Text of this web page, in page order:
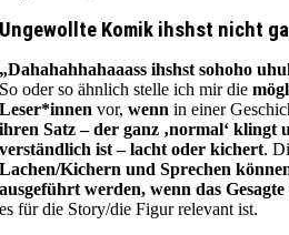
Ungewollte Komik ihshst nicht
„Dahahahhahaaass ihshst sohoho
So oder so ähnlich stelle ich mir die
Leser*innen vor,wenn in einer
ihren Satz – der ganz ‚normal‘ klingt
verständlich ist – lacht oder kichert.
Lachen/Kichern und Sprechen
ausgeführt werden, wenn das
es für die Story/die Figur relevant ist.